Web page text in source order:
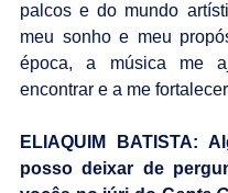
palcos e do mundo
meu sonho e meu
época, a música me
encontrar e a me
ELIAQUIM BATISTA:
posso deixar de